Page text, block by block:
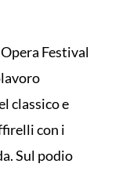
Festival
classico e
con i
Sul podio